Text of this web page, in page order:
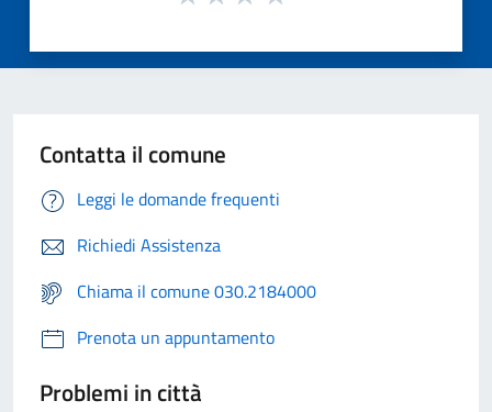
Contatta il comune
Leggi le domande frequenti
Richiedi Assistenza
Chiama il comune 030.2184000
Prenota un appuntamento
Problemi in città